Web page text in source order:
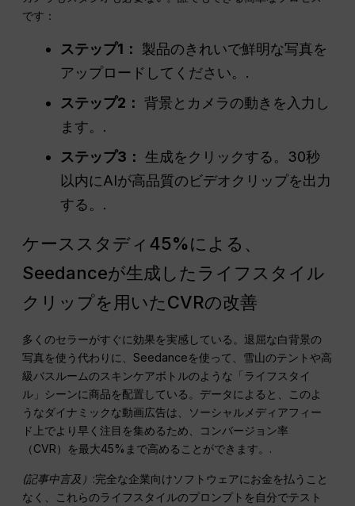
です：
ステップ1：
製品のきれいで鮮明な写真を
アップロードしてください。.
ステップ2： 背景とカメラの動きを入力し
ます。.
ステップ3： 生成をクリックする。30秒
以内にAIが高品質のビデオクリップを出力
する。.
ケーススタディ45%による、
Seedanceが生成したライフスタイル
クリップを用いたCVRの改善
多くのセラーがすぐに効果を実感している。退屈な白背景の
写真を使う代わりに、Seedanceを使って、雪山のテントや高
級バスルームのスキンケアボトルのような「ライフスタイ
ル」シーンに商品を配置している。データによると、このよ
うなダイナミックな動画広告は、ソーシャルメディアフィー
ド上でより早く注目を集めるため、コンバージョン率
（CVR）を最大45%まで高めることができます。.
(記事中言及） :完全な企業向けソフトウェアにお金を払うこと
なく、これらのライフスタイルのプロンプトを自分でテスト